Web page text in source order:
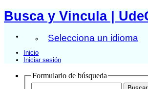
Busca y Vincula |
Selecciona un idioma
Inicio
Iniciar sesión
Formulario de búsqueda